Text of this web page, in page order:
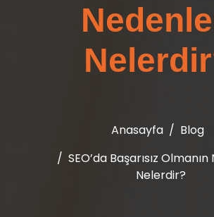
Anasayfa
Blog
SEO’da Başarısız
Nelerdir?